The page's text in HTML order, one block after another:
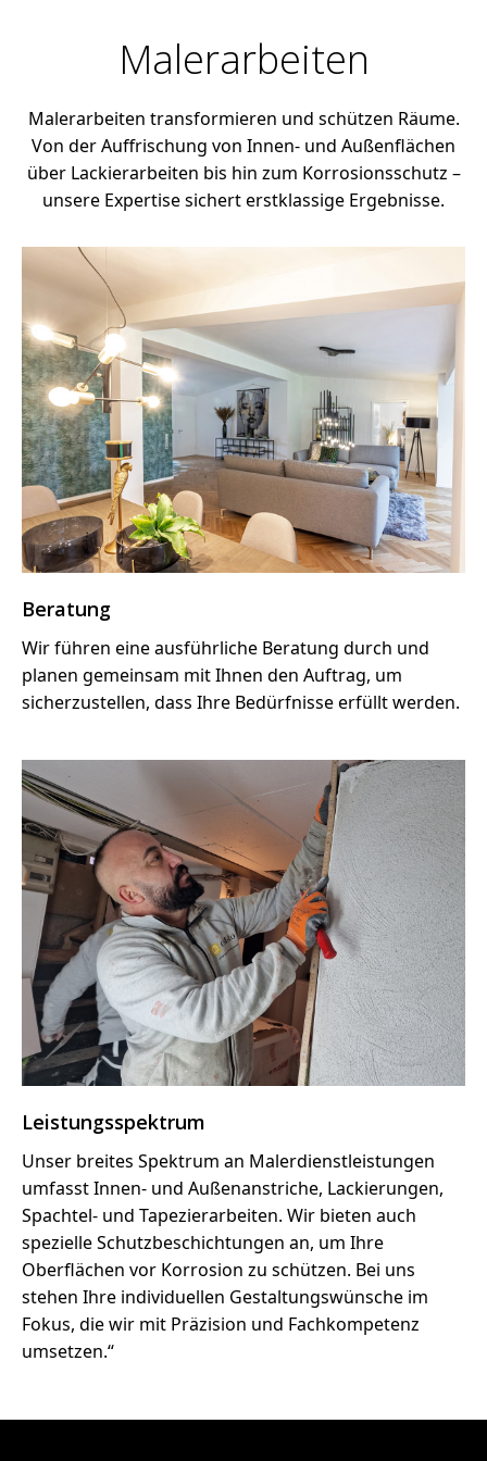
Malerarbeiten
Malerarbeiten transformieren und schützen Räume.
Von der Auffrischung von Innen- und Außenflächen
über Lackierarbeiten bis hin zum Korrosionsschutz –
unsere Expertise sichert erstklassige Ergebnisse.
Beratung
Wir führen eine ausführliche Beratung durch und
planen gemeinsam mit Ihnen den Auftrag, um
sicherzustellen, dass Ihre Bedürfnisse erfüllt werden.
Leistungsspektrum
Unser breites Spektrum an Malerdienstleistungen
umfasst Innen- und Außenanstriche, Lackierungen,
Spachtel- und Tapezierarbeiten. Wir bieten auch
spezielle Schutzbeschichtungen an, um Ihre
Oberflächen vor Korrosion zu schützen. Bei uns
stehen Ihre individuellen Gestaltungswünsche im
Fokus, die wir mit Präzision und Fachkompetenz
umsetzen.“